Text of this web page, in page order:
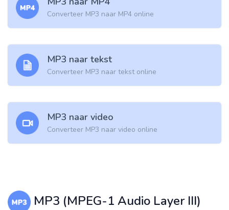
Converteer MP3 naar MP4 online
MP3 naar tekst
Converteer MP3 naar tekst online
MP3 naar video
Converteer MP3 naar video online
MP3 (MPEG-1 Audio Layer III)